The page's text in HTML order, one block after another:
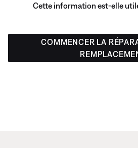
Cette information est-elle
COMMENCER LA